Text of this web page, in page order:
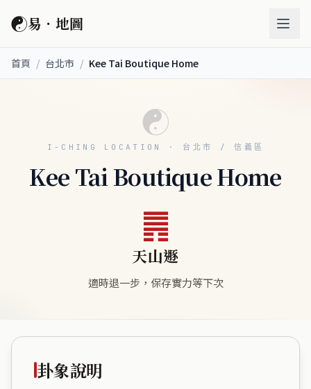
☯易．地圖
首頁 / 台北市 / Kee Tai Boutique Home
☯
I-CHING LOCATION · 台北市 / 信義區
Kee Tai Boutique Home
䷠
天山遯
適時退一步，保存實力等下次
卦象說明